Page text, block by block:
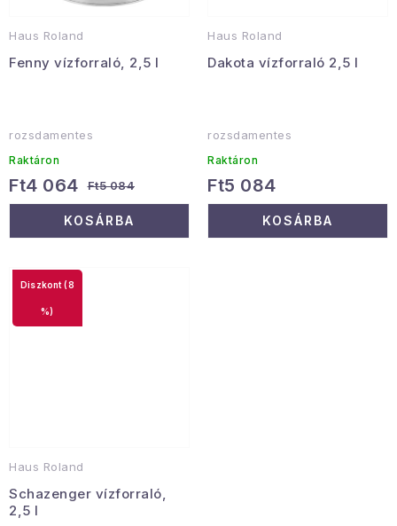
Haus Roland
Fenny vízforraló, 2,5 l
rozsdamentes
Raktáron
Ft4 064 Ft5 084
KOSÁRBA
Haus Roland
Dakota vízforraló 2,5 l
rozsdamentes
Raktáron
Ft5 084
KOSÁRBA
Haus Roland
Schazenger vízforraló,
2,5 l
(8
%)